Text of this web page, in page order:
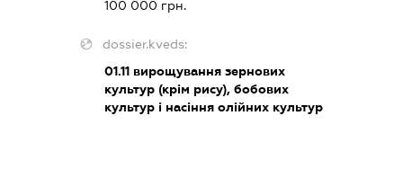
100 000 грн.
dossier.kveds:
01.11 вирощування зернових
культур (крім рису), бобових
культур і насіння олійних культур